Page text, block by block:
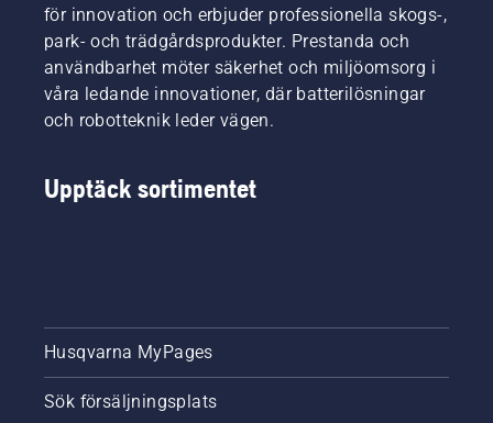
för innovation och erbjuder professionella skogs-,
park- och trädgårdsprodukter. Prestanda och
användbarhet möter säkerhet och miljöomsorg i
våra ledande innovationer, där batterilösningar
och robotteknik leder vägen.
Upptäck sortimentet
Husqvarna MyPages
Sök försäljningsplats